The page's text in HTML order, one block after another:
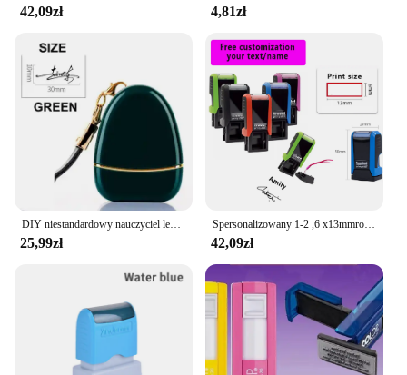
42,09zł 4,81zł
25,99zł
Spersonalizowany 1-2 ,6 x13mmrows prostokątny 4907 nauczyciel biurowy Mini samodzielny drukowany znaczek z spersonalizowana artystyczna imieniem ucznia
42,09zł